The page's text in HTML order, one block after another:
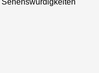
Sehenswürdigkeiten